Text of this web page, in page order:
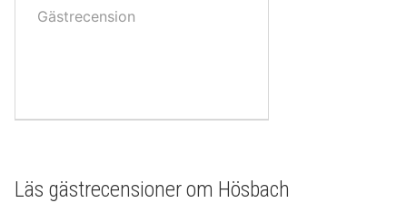
Gästrecension
Läs gästrecensioner om Hösbach